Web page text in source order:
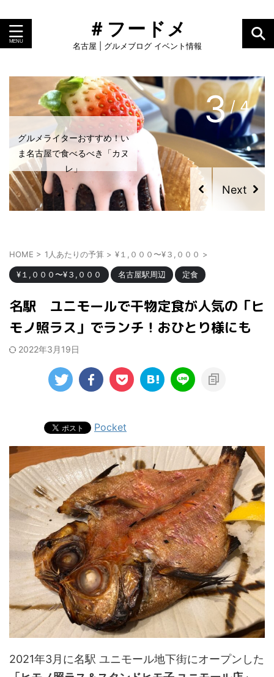
＃フードメ
名古屋 | グルメブログ イベント情報
2023年最新！名古屋のおす
すめクレープ特集
4/ 4
HOME > 1人あたりの予算 > ¥１,０００〜¥３,０００ >
¥１,０００〜¥３,０００ 名古屋駅周辺 定食
名駅 ユニモールで干物定食が人気の「ヒ
モノ照ラス」でランチ！おひとり様にも
2022年3月19日
Pocket
2021年3月に名駅 ユニモール地下街にオープンした